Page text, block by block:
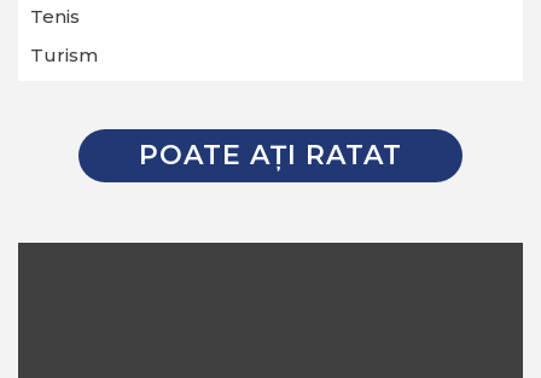
Tenis
Turism
POATE AŢI RATAT